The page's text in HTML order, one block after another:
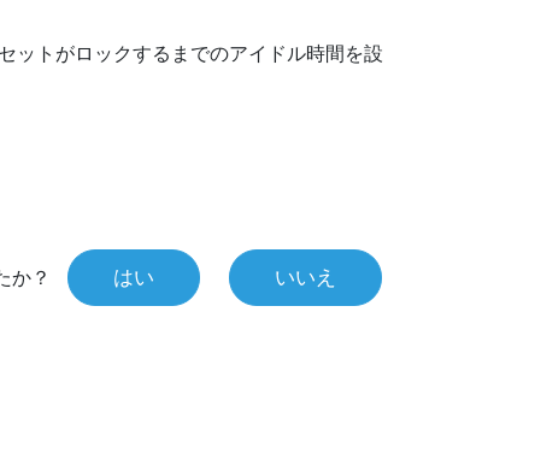
ットがロックするまでのアイドル時間を設
か？ はい いいえ